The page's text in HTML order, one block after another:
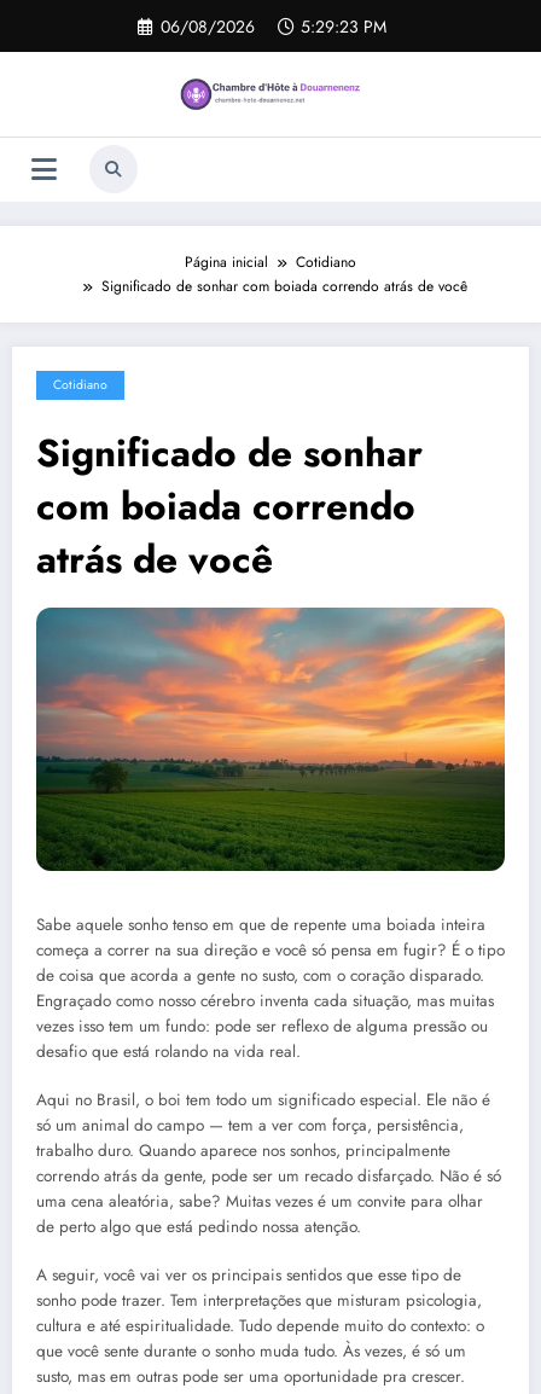
o
06/08/2026 5:29:24 PM
Página inicial
Cotidiano
Significado de sonhar com boiada correndo atrás de você
Cotidiano
Significado de sonhar
com boiada correndo
atrás de você
Sabe aquele sonho tenso em que de repente uma boiada inteira
começa a correr na sua direção e você só pensa em fugir? É o tipo
de coisa que acorda a gente no susto, com o coração disparado.
Engraçado como nosso cérebro inventa cada situação, mas muitas
vezes isso tem um fundo: pode ser reflexo de alguma pressão ou
desafio que está rolando na vida real.
Aqui no Brasil, o boi tem todo um significado especial. Ele não é
só um animal do campo — tem a ver com força, persistência,
trabalho duro. Quando aparece nos sonhos, principalmente
correndo atrás da gente, pode ser um recado disfarçado. Não é só
uma cena aleatória, sabe? Muitas vezes é um convite para olhar
de perto algo que está pedindo nossa atenção.
A seguir, você vai ver os principais sentidos que esse tipo de
sonho pode trazer. Tem interpretações que misturam psicologia,
cultura e até espiritualidade. Tudo depende muito do contexto: o
que você sente durante o sonho muda tudo. Às vezes, é só um
susto, mas em outras pode ser uma oportunidade pra crescer.